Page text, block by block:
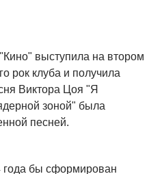
выступила на втором
рок клуба и получила
Виктора Цоя "Я
зоной" была
песней.
года бы сформирован